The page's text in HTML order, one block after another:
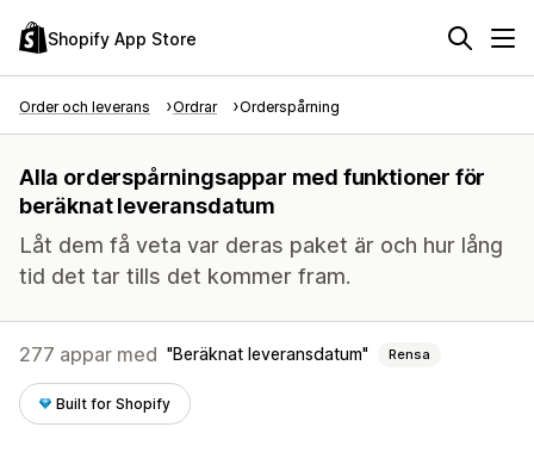
Shopify App Store
Order och leverans Ordrar Orderspårning
Alla orderspårningsappar med funktioner för
beräknat leveransdatum
Låt dem få veta var deras paket är och hur lång
tid det tar tills det kommer fram.
277 appar med Beräknat leveransdatum Rensa
Built for Shopify